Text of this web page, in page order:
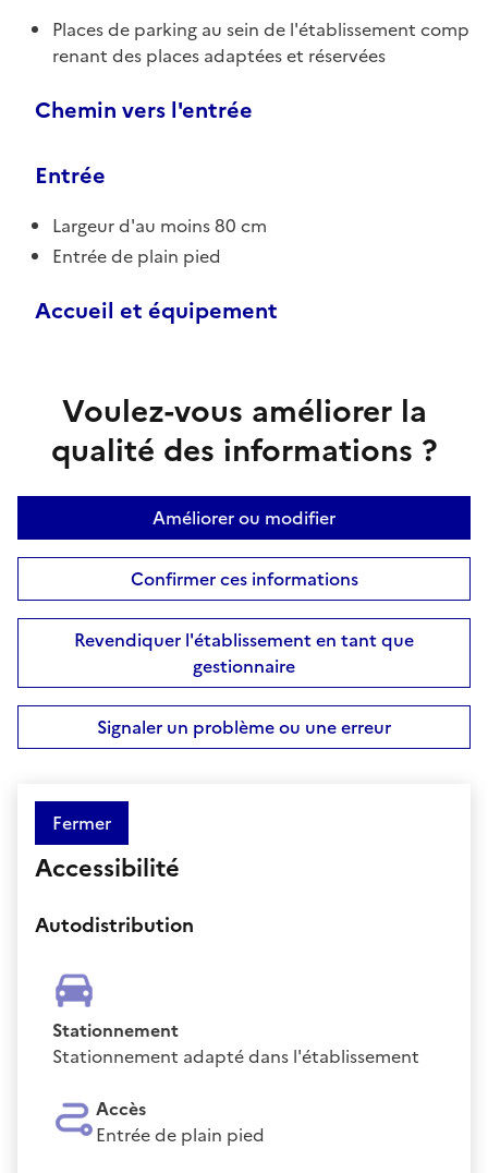
Places de parking au sein de l'établissement comp
renant des places adaptées et réservées
Chemin vers l'entrée
Entrée
Largeur d'au moins 80 cm
Entrée de plain pied
Accueil et équipement
Voulez-vous améliorer la
qualité des informations ?
Améliorer ou modifier
Confirmer ces informations
Revendiquer l'établissement en tant que
gestionnaire
Signaler un problème ou une erreur
Fermer
Accessibilité
Autodistribution
Stationnement
Stationnement adapté dans l'établissement
Accès
Entrée de plain pied